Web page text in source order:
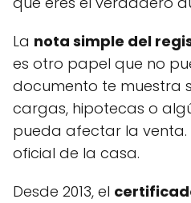
La nota simple del
es otro papel que no
documento te muestra
cargas, hipotecas o
pueda afectar la venta.
oficial de la casa.
Desde 2013, el